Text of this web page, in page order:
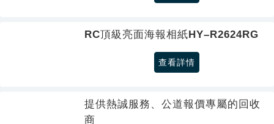
RC頂級亮面海報相紙HY–R2624RG
查看詳情
提供熱誠服務、公道報價專屬的回收
商